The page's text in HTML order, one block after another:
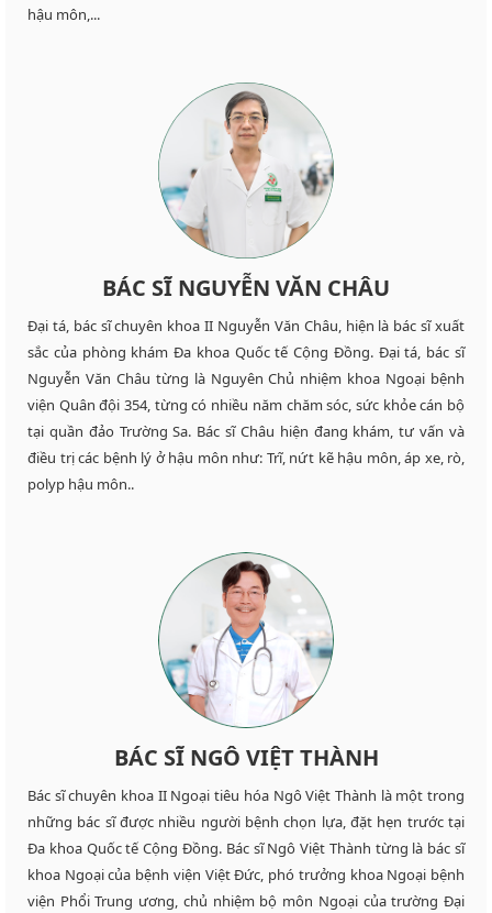
hậu môn,...
BÁC SĨ NGUYỄN VĂN CHÂU
Đại tá, bác sĩ chuyên khoa II Nguyễn Văn Châu, hiện là bác sĩ xuất
sắc của phòng khám Đa khoa Quốc tế Cộng Đồng. Đại tá, bác sĩ
Nguyễn Văn Châu từng là Nguyên Chủ nhiệm khoa Ngoại bệnh
viện Quân đội 354, từng có nhiều năm chăm sóc, sức khỏe cán bộ
tại quần đảo Trường Sa. Bác sĩ Châu hiện đang khám, tư vấn và
điều trị các bệnh lý ở hậu môn như: Trĩ, nứt kẽ hậu môn, áp xe, rò,
polyp hậu môn..
BÁC SĨ NGÔ VIỆT THÀNH
Bác sĩ chuyên khoa II Ngoại tiêu hóa Ngô Việt Thành là một trong
những bác sĩ được nhiều người bệnh chọn lựa, đặt hẹn trước tại
Đa khoa Quốc tế Cộng Đồng. Bác sĩ Ngô Việt Thành từng là bác sĩ
khoa Ngoại của bệnh viện Việt Đức, phó trưởng khoa Ngoại bệnh
viện Phổi Trung ương, chủ nhiệm bộ môn Ngoại của trường Đại